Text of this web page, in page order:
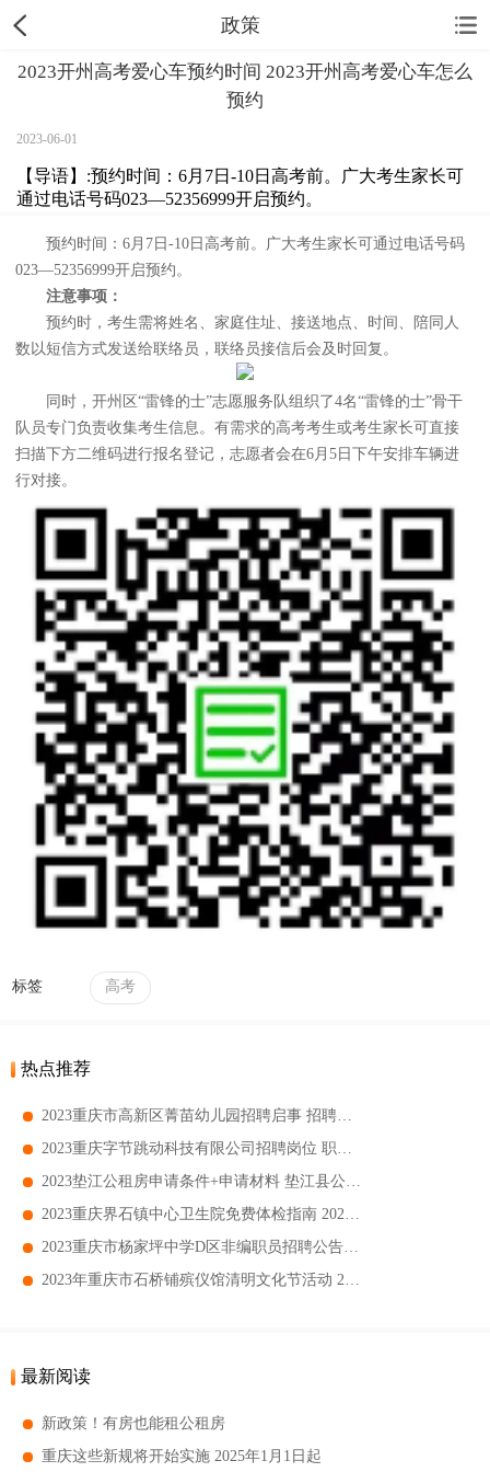
政策
2023开州高考爱心车预约时间 2023开州高考爱心车怎么
预约
2023-06-01
【导语】:预约时间：6月7日-10日高考前。广大考生家长可
通过电话号码023—52356999开启预约。
预约时间：6月7日-10日高考前。广大考生家长可通过电话号码
023—52356999开启预约。
注意事项：
预约时，考生需将姓名、家庭住址、接送地点、时间、陪同人
数以短信方式发送给联络员，联络员接信后会及时回复。
同时，开州区“雷锋的士”志愿服务队组织了4名“雷锋的士”骨干
队员专门负责收集考生信息。有需求的高考考生或考生家长可直接
扫描下方二维码进行报名登记，志愿者会在6月5日下午安排车辆进
行对接。
标签 高考
热点推荐
2023重庆市高新区菁苗幼儿园招聘启事 招聘岗位及职位要求一览
2023重庆字节跳动科技有限公司招聘岗位 职位描述及要求一览
2023垫江公租房申请条件+申请材料 垫江县公租房申请指南
2023重庆界石镇中心卫生院免费体检指南 2023重庆界石镇中心卫生院免费体检对象
2023重庆市杨家坪中学D区非编职员招聘公告 招聘岗位及要求一览
2023年重庆市石桥铺殡仪馆清明文化节活动 2023年重庆市石桥铺殡仪馆清明文化节有哪些活动
最新阅读
新政策！有房也能租公租房
重庆这些新规将开始实施 2025年1月1日起